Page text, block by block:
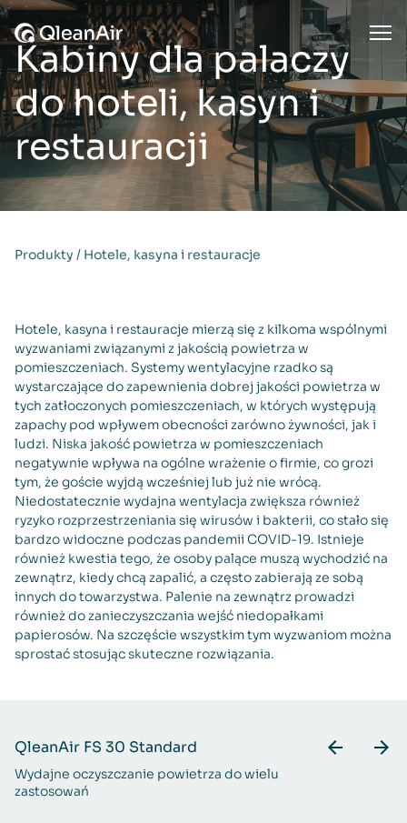
Przejdź do treści
Kabiny dla palaczy
do hoteli, kasyn i
restauracji
Produkty / Hotele, kasyna i restauracje
Hotele, kasyna i restauracje mierzą się z kilkoma wspólnymi
wyzwaniami związanymi z jakością powietrza w
pomieszczeniach. Systemy wentylacyjne rzadko są
wystarczające do zapewnienia dobrej jakości powietrza w
tych zatłoczonych pomieszczeniach, w których występują
zapachy pod wpływem obecności zarówno żywności, jak i
ludzi. Niska jakość powietrza w pomieszczeniach
negatywnie wpływa na ogólne wrażenie o firmie, co grozi
tym, że goście wyjdą wcześniej lub już nie wrócą.
Niedostatecznie wydajna wentylacja zwiększa również
ryzyko rozprzestrzeniania się wirusów i bakterii, co stało się
bardzo widoczne podczas pandemii COVID-19. Istnieje
również kwestia tego, że osoby palące muszą wychodzić na
zewnątrz, kiedy chcą zapalić, a często zabierają ze sobą
innych do towarzystwa. Palenie na zewnątrz prowadzi
również do zanieczyszczania wejść niedopałkami
papierosów. Na szczęście wszystkim tym wyzwaniom można
sprostać stosując skuteczne rozwiązania.
QleanAir FS 30 Standard
Wydajne oczyszczanie powietrza do wielu
zastosowań